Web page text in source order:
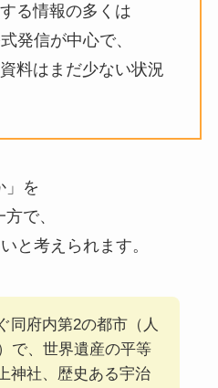
る情報の多くは
発信が中心で、
料はまだ少ない状況
」を
で、
と考えられます。
同府内第2の都市（人
で、世界遺産の平等
神社、歴史ある宇治